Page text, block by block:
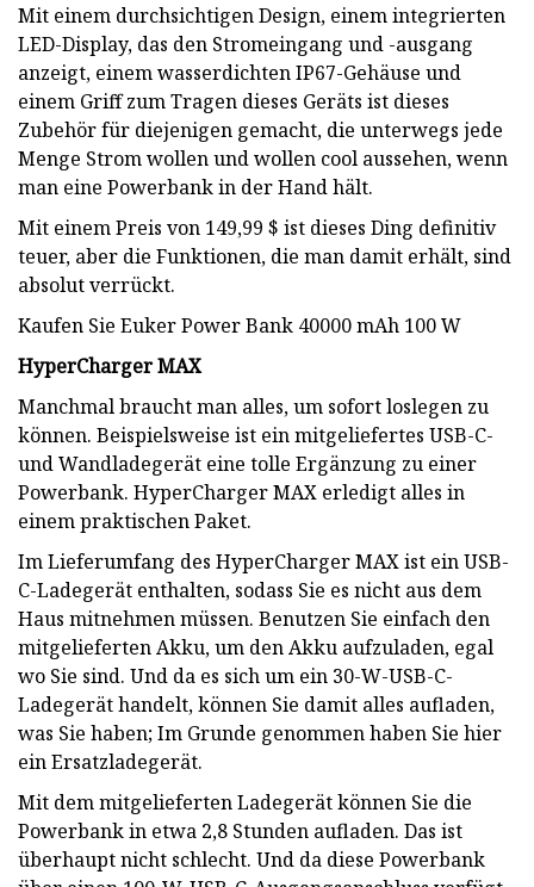
Mit einem durchsichtigen Design, einem integrierten
LED-Display, das den Stromeingang und -ausgang
anzeigt, einem wasserdichten IP67-Gehäuse und
einem Griff zum Tragen dieses Geräts ist dieses
Zubehör für diejenigen gemacht, die unterwegs jede
Menge Strom wollen und wollen cool aussehen, wenn
man eine Powerbank in der Hand hält.
Mit einem Preis von 149,99 $ ist dieses Ding definitiv
teuer, aber die Funktionen, die man damit erhält, sind
absolut verrückt.
Kaufen Sie Euker Power Bank 40000 mAh 100 W
HyperCharger MAX
Manchmal braucht man alles, um sofort loslegen zu
können. Beispielsweise ist ein mitgeliefertes USB-C-
und Wandladegerät eine tolle Ergänzung zu einer
Powerbank. HyperCharger MAX erledigt alles in
einem praktischen Paket.
Im Lieferumfang des HyperCharger MAX ist ein USB-
C-Ladegerät enthalten, sodass Sie es nicht aus dem
Haus mitnehmen müssen. Benutzen Sie einfach den
mitgelieferten Akku, um den Akku aufzuladen, egal
wo Sie sind. Und da es sich um ein 30-W-USB-C-
Ladegerät handelt, können Sie damit alles aufladen,
was Sie haben; Im Grunde genommen haben Sie hier
ein Ersatzladegerät.
Mit dem mitgelieferten Ladegerät können Sie die
Powerbank in etwa 2,8 Stunden aufladen. Das ist
überhaupt nicht schlecht. Und da diese Powerbank